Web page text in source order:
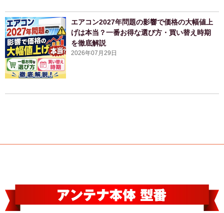
エアコン2027年問題の影響で価格の大幅値上
げは本当？一番お得な選び方・買い替え時期
を徹底解説
2026年07月29日